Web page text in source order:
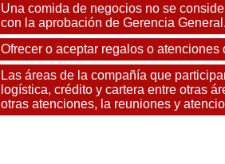
Una comida de negocios no se
con la aprobación de Gerencia General.
Ofrecer o aceptar regalos o
Las áreas de la compañía que
logística, crédito y cartera entre otras
otras atenciones, la reuniones y